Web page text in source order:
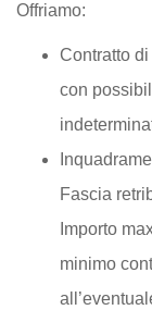
Offriamo:
Contratto
con
Fascia
Importo
minimo